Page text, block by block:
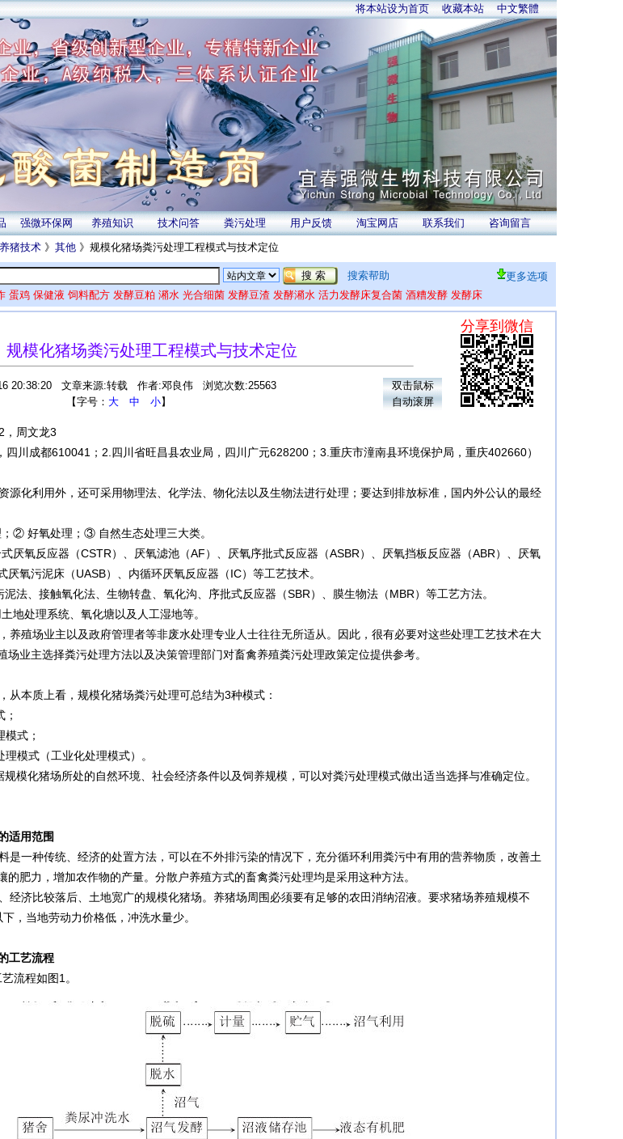
将本站设为首页 收藏本站 中文繁體
强微环保网 养殖知识 技术问答 粪污处理 用户反馈 淘宝网店 联系我们
咨询留言
养猪技术 》 其他 》规模化猪场粪污处理工程模式与技术定位
搜索帮助
更多选项
蛋鸡 保健液 饲料配方 发酵豆粕 潲水 光合细菌 发酵豆渣 发酵潲水 活力发酵床复合菌 酒糟发酵 发酵床
规模化猪场粪污处理工程模式与技术定位
20:38:20 文章来源:转载 作者:邓良伟 浏览次数:25563
【字号： 大 中 小】
双击鼠标
自动滚屏
，周文龙3
四川成都610041；2.四川省旺昌县农业局，四川广元628200；3.重庆市潼南县环境保护局，重庆402660）
化利用外，还可采用物理法、化学法、物化法以及生物法进行处理；要达到排放标准，国内外公认的最经
② 好氧处理；③ 自然生态处理三大类。
式厌氧反应器（CSTR）、厌氧滤池（AF）、厌氧序批式反应器（ASBR）、厌氧挡板反应器（ABR）、厌氧
厌氧污泥床（UASB）、内循环厌氧反应器（IC）等工艺技术。
泥法、接触氧化法、生物转盘、氧化沟、序批式反应器（SBR）、膜生物法（MBR）等工艺方法。
土地处理系统、氧化塘以及人工湿地等。
殖场业主以及政府管理者等非废水处理专业人士往往无所适从。因此，很有必要对这些处理工艺技术在大
场业主选择粪污处理方法以及决策管理部门对畜禽养殖粪污处理政策定位提供参考。
本质上看，规模化猪场粪污处理可总结为3种模式：
式；
模式（工业化处理模式）。
模化猪场所处的自然环境、社会经济条件以及饲养规模，可以对粪污处理模式做出适当选择与准确定位。
适用范围
一种传统、经济的处置方法，可以在不外排污染的情况下，充分循环利用粪污中有用的营养物质，改善土
的肥力，增加农作物的产量。分散户养殖方式的畜禽粪污处理均是采用这种方法。
济比较落后、土地宽广的规模化猪场。养猪场周围必须要有足够的农田消纳沼液。要求猪场养殖规模不
，当地劳动力价格低，冲洗水量少。
工艺流程
流程如图1。